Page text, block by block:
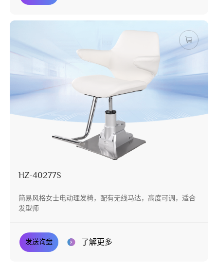
HZ-40277S
简易风格女士电动理发椅，配有无线马达，高度可调，适合
发型师
发送询盘 了解更多